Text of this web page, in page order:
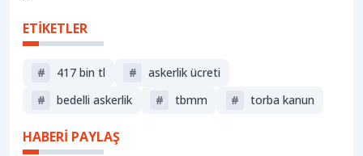
ETİKETLER
# 417 bin tl #
askerlik ücreti
#
bedelli askerlik # tbmm # torba kanun
HABERİ PAYLAŞ